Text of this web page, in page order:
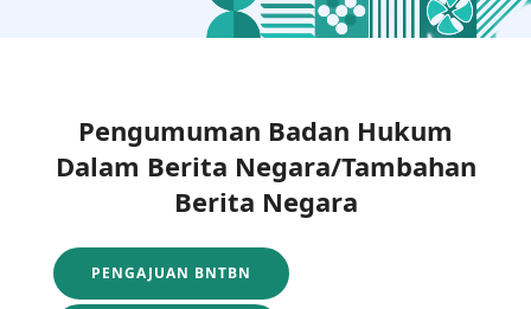
Pengumuman Badan Hukum
Dalam Berita Negara/Tambahan
Berita Negara
PENGAJUAN BNTBN